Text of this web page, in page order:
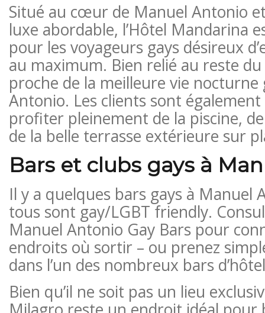
Situé au cœur de Manuel Antonio
luxe abordable, l’Hôtel Mandarina
pour les voyageurs gays désireux
au maximum. Bien relié au reste
proche de la meilleure vie nocturne
Antonio. Les clients sont
profiter pleinement de la piscine,
de la belle terrasse extérieure sur
Bars et clubs gays à
Il y a quelques bars gays à Manuel
tous sont gay/LGBT friendly.
Manuel Antonio Gay Bars pour
endroits où sortir – ou prenez
dans l’un des nombreux bars
Bien qu’il ne soit pas un lieu